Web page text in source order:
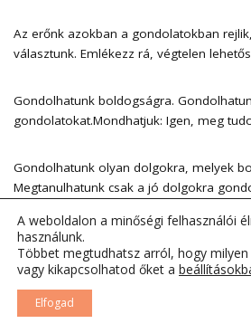
Az erőnk azokban a gondolatokban
választunk. Emlékezz rá, végtelen
Gondolhatunk boldogságra.
gondolatokat.Mondhatjuk: Igen, meg
Gondolhatunk olyan dolgokra, melyek
Megtanulhatunk csak a jó dolgokra
hogy boldogok vagyunk, mert élünk.
minden fordulatnál. Szerethetjük
legjobb barátai. Tetteinkkel példát
Csak azáltal, hogy figyelnek bennünket,
teremtsenek boldog, teljes életet. A
A weboldalon a minőségi felhasználói
használunk.
Többet megtudhatsz arról, hogy
vagy kikapcsolhatod őket a
Elfogad